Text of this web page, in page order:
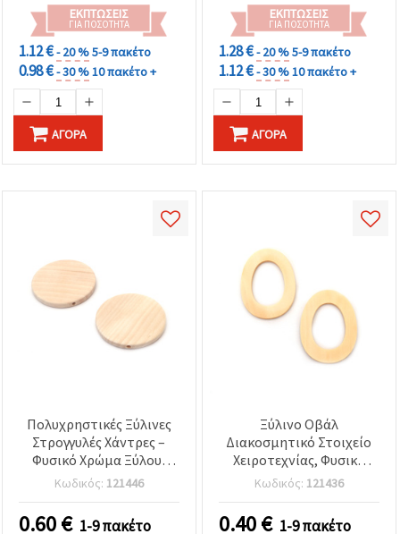
ΕΚΠΤΏΣΕΙΣ
ΓΙΑ ΠΟΣΌΤΗΤΑ
1.12 €- 20 %5-9 πακέτο
0.98 €- 30 %10 πακέτο +
ΑΓΟΡΆ
ΕΚΠΤΏΣΕΙΣ
ΓΙΑ ΠΟΣΌΤΗΤΑ
1.28 €- 20 %5-9 πακέτο
1.12 €- 30 %10 πακέτο +
ΑΓΟΡΆ
Πολυχρηστικές Ξύλινες
Στρογγυλές Χάντρες –
Φυσικό Χρώμα Ξύλου,
45x5,5 mm, Τρύπα 2 mm,
2 τεμ. – Ιδανικές για
Κατασκευή Κοσμημάτων,
Κωδικός: 121446
0.60€ 1-9 πακέτο
Ξύλινο Οβάλ
Διακοσμητικό Στοιχείο
Χειροτεχνίας, Φυσικό
Χρώμα Ξύλου, 59x45x4
mm, Οπή: 1 mm - 2 τεμ.
Κωδικός: 121436
0.40€ 1-9 πακέτο